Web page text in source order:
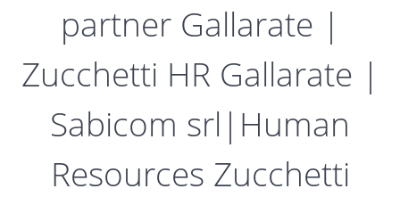
partner Gallarate |
Zucchetti HR Gallarate |
Sabicom srl|Human
Resources Zucchetti